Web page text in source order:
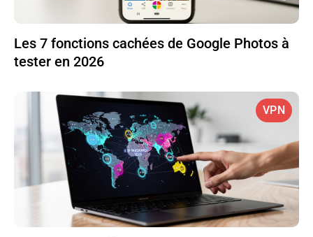
Les 7 fonctions cachées de Google Photos à
tester en 2026
VPN